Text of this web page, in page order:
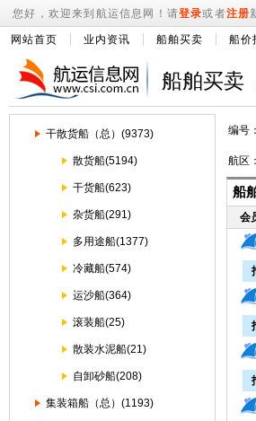
您好，欢迎来到航运信息网！请登录或者注册
网站首页 业内资讯 船舶买卖 船价
船舶买卖
干散货船（总）(9373)
散货船(5194)
干货船(623)
杂货船(291)
多用途船(1377)
冷藏船(574)
运沙船(364)
滚装船(25)
散装水泥船(21)
自卸砂船(208)
集装箱船（总）(1193)
编号：
航区：
船
会